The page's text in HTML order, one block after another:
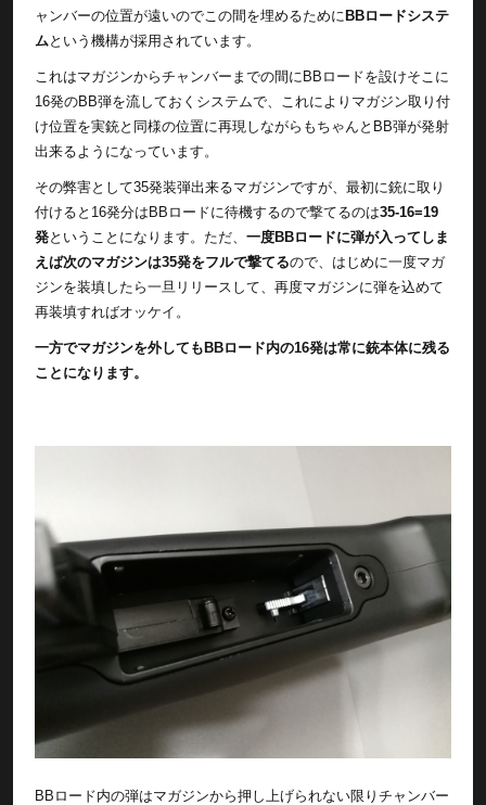
ャンバーの位置が遠いのでこの間を埋めるために BBロードシステ
ムという機構が採用されています。
これはマガジンからチャンバーまでの間にBBロードを設けそこに
16発のBB弾を流しておくシステムで、これによりマガジン取り付
け位置を実銃と同様の位置に再現しながらもちゃんとBB弾が発射
出来るようになっています。
その弊害として35発装弾出来るマガジンですが、最初に銃に取り
付けると16発分はBBロードに待機するので撃てるのは35-16=19
発ということになります。ただ、 一度BBロードに弾が入ってしま
えば次のマガジンは35発をフルで撃てるので、はじめに一度マガ
ジンを装填したら一旦リリースして、再度マガジンに弾を込めて
再装填すればオッケイ。
一方でマガジンを外してもBBロード内の16発は常に銃本体に残る
ことになります。
BBロード内の弾はマガジンから押し上げられない限りチャンバー